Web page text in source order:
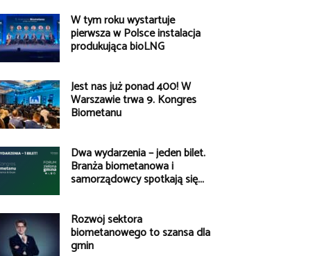
W tym roku wystartuje
pierwsza w Polsce instalacja
produkująca bioLNG
Jest nas już ponad 400! W
Warszawie trwa 9. Kongres
Biometanu
Dwa wydarzenia – jeden bilet.
Branża biometanowa i
samorządowcy spotkają się...
Rozwój sektora
biometanowego to szansa dla
gmin